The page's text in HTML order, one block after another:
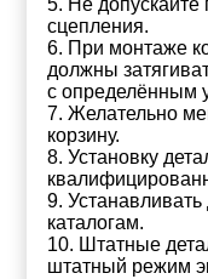
5. Не
сцепления.
6. При монтаже
должны
с определённым
7. Желательно
корзину.
8. Установку
9.
каталогам.
10. Штатные
штатный режим